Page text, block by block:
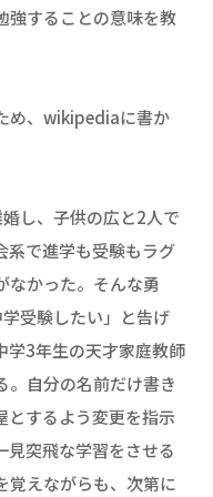
強することの意味を教
め、wikipediaに書か
し、子供の広と2人で
系で進学も受験もラグ
なかった。そんな勇
受験したい」と告げ
学3年生の天才家庭教師
。自分の名前だけ書き
とするよう変更を指示
突飛な学習をさせる
覚えながらも、次第に